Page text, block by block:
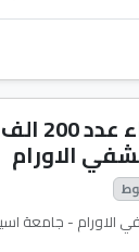
تنفيذ
الاورام
الاورام - جامعة